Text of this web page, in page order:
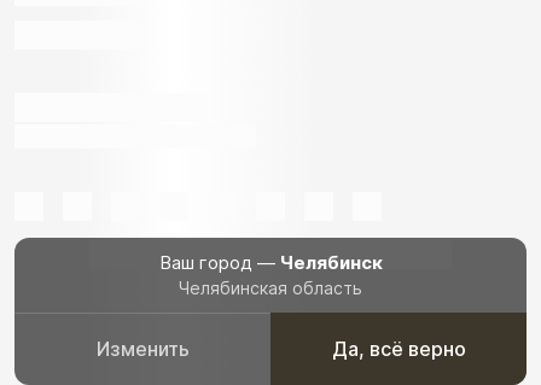
Ваш город — Челябинск
Челябинская область
Изменить Да, всё верно